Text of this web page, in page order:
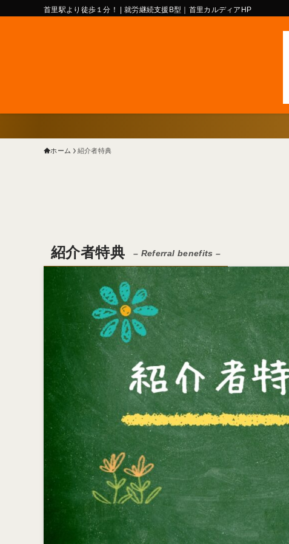
首里駅より徒歩１分！ | 就労継続支援B型｜首里カルディアHP
ホーム 紹介者特典
紹介者特典 – Referral benefits –